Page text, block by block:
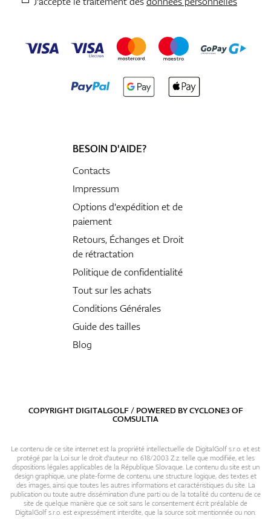
BESOIN D'AIDE?
Contacts
Impressum
Options d'expédition et de
paiement
Retours, Échanges et Droit
de rétractation
Politique de confidentialité
Tout sur les achats
Conditions Générales
Guide des tailles
Blog
COPYRIGHT DIGITALGOLF / POWERED BYCYCLONE3OF
COMSULTIA
Le contenu de ce site internet est la propriété intellectuelle de DigitalGolf s.r.o. et est
protégé par la Loi sur le droit d'auteur no. 618/2003 Z.z. telle que modifiée, et les
dispositions légales applicables de la République Slovaque. Le contenu du site est un
design graphique, une plate-forme de contenu, une structure logique, des textes et
des images, ainsi que toutes les autres informations et caractéristiques du site. La
publication ou toute autre dissémination d'une parti ou de la totalité du contenu de ce
site de quelque manière que ce soit sans le consentement écrit préalable de
DigitalGolf s.r.o. est expressément interdite, que la source soit mentionnée ou non.